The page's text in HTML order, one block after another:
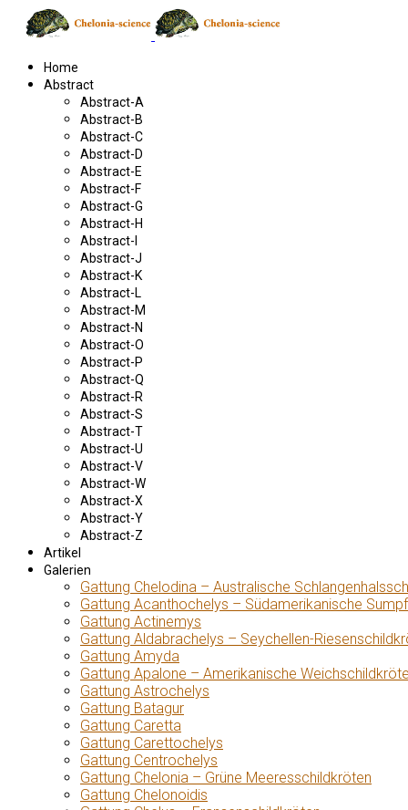
Home
Abstract
Abstract-A
Abstract-B
Abstract-C
Abstract-D
Abstract-E
Abstract-F
Abstract-G
Abstract-H
Abstract-I
Abstract-J
Abstract-K
Abstract-L
Abstract-M
Abstract-N
Abstract-O
Abstract-P
Abstract-Q
Abstract-R
Abstract-S
Abstract-T
Abstract-U
Abstract-V
Abstract-W
Abstract-X
Abstract-Y
Abstract-Z
Artikel
Galerien
Gattung Chelodina – Australische
Gattung Acanthochelys – Südamerikanische
Gattung Actinemys
Gattung Aldabrachelys – Seychellen-
Gattung Amyda
Gattung Apalone – Amerikanische
Gattung Astrochelys
Gattung Batagur
Gattung Caretta
Gattung Carettochelys
Gattung Centrochelys
Gattung Chelonia – Grüne Meeresschildkröten
Gattung Chelonoidis